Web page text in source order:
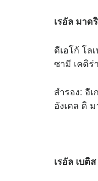
เรอัล มาด
ดีเอโก้ โล
ซามี เคดิร่
สำรอง: อี
อังเคล ดิ
เรอัล เบติส